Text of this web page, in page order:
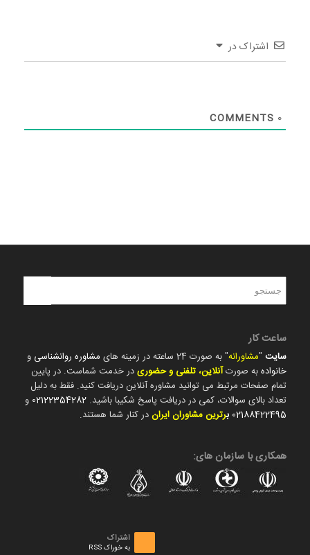
اشتراک در
0
ساعت کار
سایت"مشاورانه" به صورت 24 ساعته در زمینه های مشاوره روانشناسی و
خانوادهبه صورتآنلاین، تلفنی و حضوریدر خدمت شماست. در پایین
تمام صفحات مرتبط می توانید مشاوره آنلاین دریافت کنید. فقط به دلیل
تعداد بالای سوالات، کمی در دریافت پاسخ شکیبا باشید. 02122354282 و
02188422495 برترین مشاوران ایراندر کنار شما هستند.
همکاری با سازمان های:
اشتراک
به خوراک RSS